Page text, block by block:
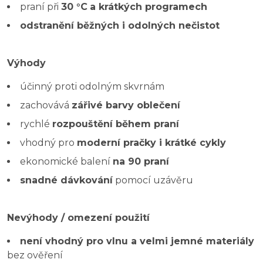
praní při 30 °C a krátkých programech
odstranění běžných i odolných nečistot
Výhody
účinný proti odolným skvrnám
zachovává zářivé barvy oblečení
rychlé rozpouštění během praní
vhodný pro moderní pračky i krátké cykly
ekonomické balení na 90 praní
snadné dávkovánípomocí uzávěru
Nevýhody / omezení použití
není vhodný pro vlnu a velmi jemné materiály
bez ověření